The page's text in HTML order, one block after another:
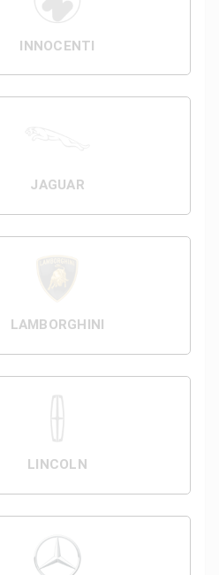
INNOCENTI
JAGUAR
LAMBORGHINI
LINCOLN